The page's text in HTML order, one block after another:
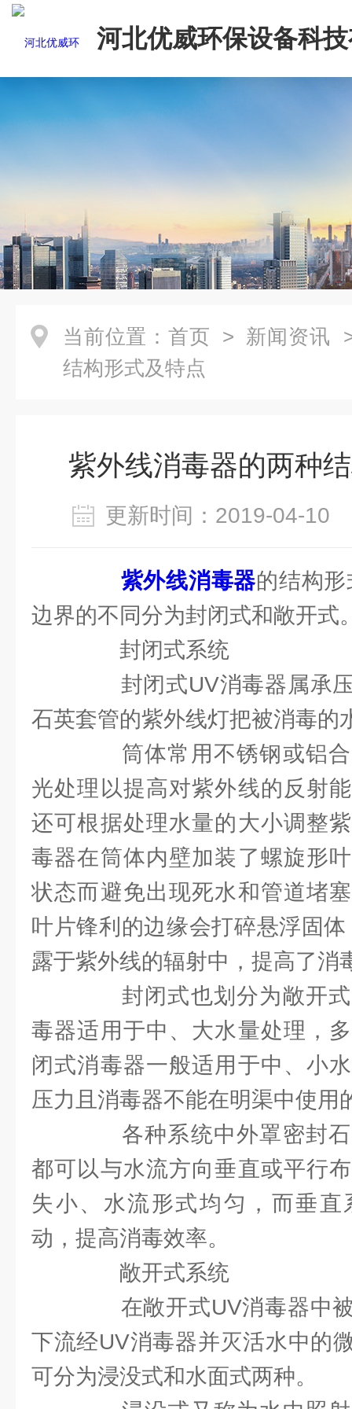
河北优威环保设备科
司
当前位置： 首页 > 新闻资讯
结构形式及特点
紫外线消毒器的两种
更新时间：2019-04-
紫外线消毒器的结构
边界的不同分为封闭式和敞开式
封闭式系统
封闭式UV消毒器属承压
石英套管的紫外线灯把被消毒的
筒体常用不锈钢或铝合
光处理以提高对紫外线的反射
还可根据处理水量的大小调整
毒器在筒体内壁加装了螺旋形
状态而避免出现死水和管道堵
叶片锋利的边缘会打碎悬浮固
露于紫外线的辐射中，提高了消
封闭式也划分为敞开式
毒器适用于中、大水量处理，
闭式消毒器一般适用于中、小
压力且消毒器不能在明渠中使用
各种系统中外罩密封石
都可以与水流方向垂直或平行
失小、水流形式均匀，而垂
动，提高消毒效率。
敞开式系统
在敞开式UV消毒器中被
下流经UV消毒器并灭活水中的
可分为浸没式和水面式两种。